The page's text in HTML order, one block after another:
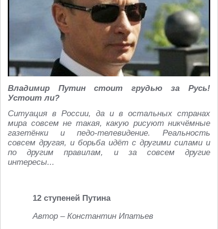
Владимир Путин стоит грудью за Русь!
Устоит ли?
Ситуация в России, да и в остальных странах
мира совсем не такая, какую рисуют никчёмные
газетёнки и педо-телевидение. Реальность
совсем другая, и борьба идёт с другими силами и
по другим правилам, и за совсем другие
интересы...
12 ступеней Путина
Автор – Константин Ипатьев